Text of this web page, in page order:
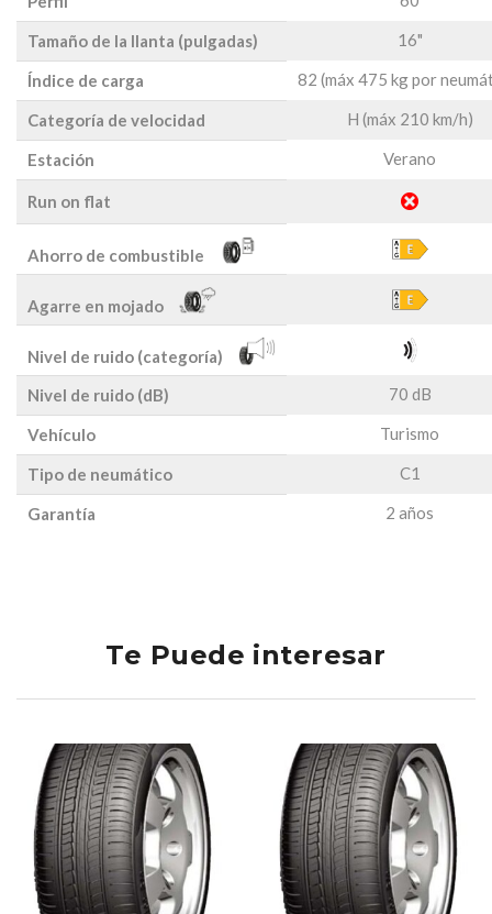
Tamaño de la llanta (pulgadas) 16"
Índice de carga 82 (máx 475 kg por
Categoría de velocidad H (máx 210 km/h)
Estación Verano
Run on flat
Ahorro de combustible
Agarre en mojado
Nivel de ruido (categoría)
Nivel de ruido (dB)
70 dB
Vehículo Turismo
Tipo de neumático C1
Garantía 2 años
Te Puede interesar